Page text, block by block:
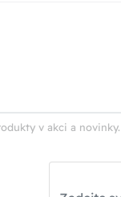
v akci a novinky.